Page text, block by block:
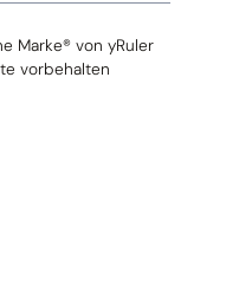
Marke® von yRuler
vorbehalten